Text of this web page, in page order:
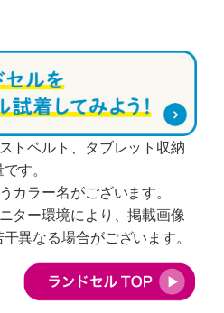
トベルト、タブレット収納
す。
カラー名がございます。
ター環境により、掲載画像
異なる場合がございます。